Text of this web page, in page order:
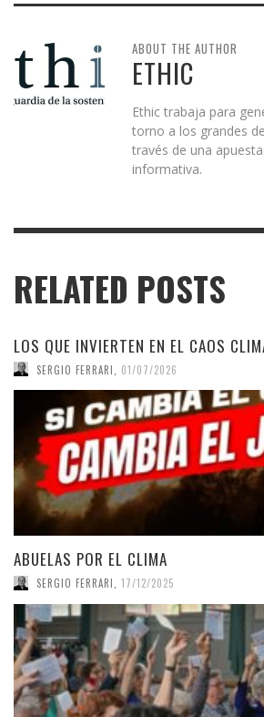
ABOUT THE AUTHOR
ETHIC
Ethic trabaja para
torno a los grandes
través de una
informativa.
RELATED POSTS
LOS QUE INVIERTEN EN EL CAOS
SERGIO FERRARI 01/07/2026
ABUELAS POR EL CLIMA
SERGIO FERRARI 17/12/2025